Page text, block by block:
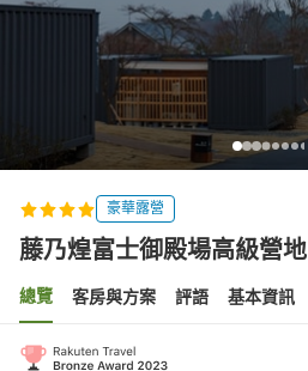
豪華露營
藤乃煌富士御殿場高級營地
總覽 客房與方案 評語 基本資訊